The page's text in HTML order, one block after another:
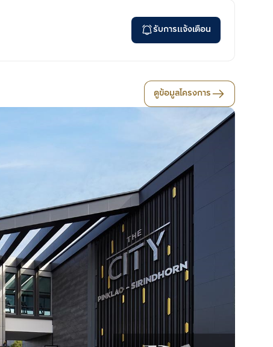
รับการแจ้งเตือน
ดูข้อมูลโครงการ